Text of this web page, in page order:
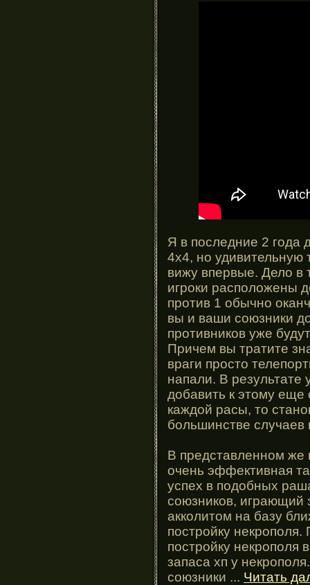
Я в последние 2 года
4х4, но удивительную
вижу впервые. Дело в
игроки расположены
против 1 обычно
вы и ваши союзники
противников уже
Причем вы тратите
враги просто
напали. В результате
добавить к этому еще
каждой расы, то
большинстве случаев
В представленном же
очень эффективная
успех в подобных
союзников, играющий
акколитом на базу
постройку
постройку некрополя
запаса хп у
союзники ... Читать